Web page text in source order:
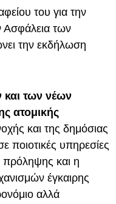
του για την
Ασφάλεια των
την εκδήλωση
και των νέων
ατομικής
και της δημόσιας
ποιοτικές υπηρεσίες
πρόληψης και η
έγκαιρης
αλλά